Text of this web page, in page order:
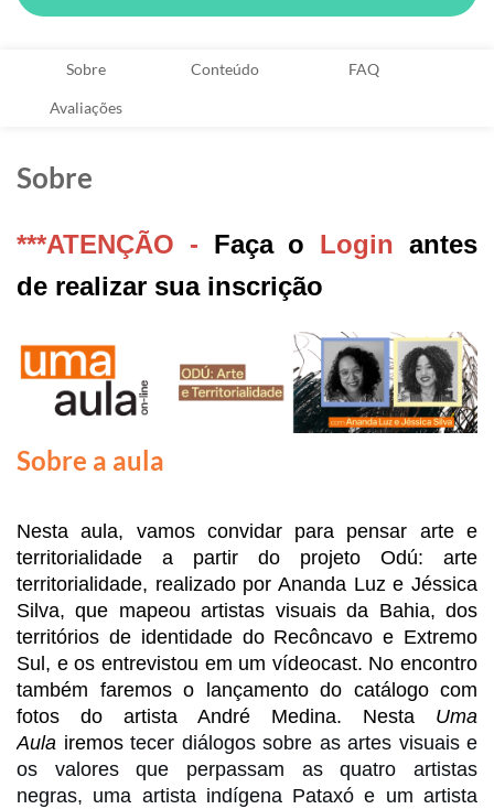
Sobre Conteúdo FAQ
Avaliações
Sobre
***ATENÇÃO - Faça o Loginantes
de realizar sua inscrição
Sobre a aula
Nesta aula, vamos convidar para pensar arte e
territorialidade a partir do projeto Odú: arte
territorialidade, realizado por Ananda Luz e Jéssica
Silva, que mapeou artistas visuais da Bahia, dos
territórios de identidade do Recôncavo e Extremo
Sul, e os entrevistou em um vídeocast. No encontro
também faremos o lançamento do catálogo com
fotos do artista André Medina. Nesta Uma
Aula iremos tecer diálogos sobre as artes visuais e
os valores que perpassam as quatro artistas
negras, uma artista indígena Pataxó e um artista